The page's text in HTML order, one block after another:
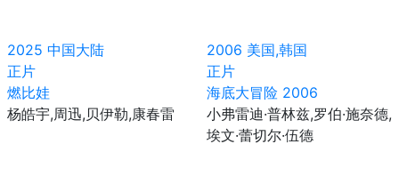
2025 中国大陆
正片
燃比娃
杨皓宇,周迅,贝伊勒,康春雷
2006 美国,韩国
正片
海底大冒险 2006
小弗雷迪·普林兹,罗伯·施奈德,
埃文·蕾切尔·伍德